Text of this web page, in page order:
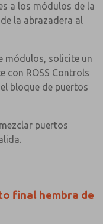
a los módulos de la
la abrazadera al
módulos, solicite un
con ROSS Controls
bloque de puertos
puertos
final hembra de